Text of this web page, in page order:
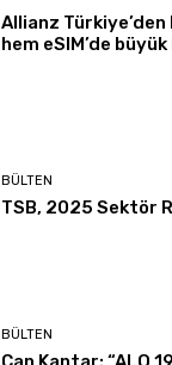
Allianz
hem eSIM’de
BÜLTEN
TSB, 2025 Sektör
BÜLTEN